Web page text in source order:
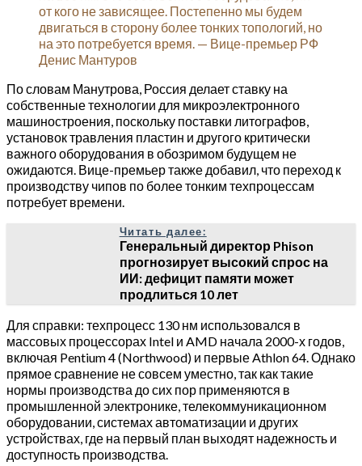
от кого не зависящее. Постепенно мы будем
двигаться в сторону более тонких топологий, но
на это потребуется время. — Вице-премьер РФ
Денис Мантуров
По словам Манутрова, Россия делает ставку на
собственные технологии для микроэлектронного
машиностроения, поскольку поставки литографов,
установок травления пластин и другого критически
важного оборудования в обозримом будущем не
ожидаются. Вице-премьер также добавил, что переход к
производству чипов по более тонким техпроцессам
потребует времени.
Читать далее:
Генеральный директор Phison
прогнозирует высокий спрос на
ИИ: дефицит памяти может
продлиться 10 лет
Для справки: техпроцесс 130 нм использовался в
массовых процессорах Intel и AMD начала 2000-х годов,
включая Pentium 4 (Northwood) и первые Athlon 64. Однако
прямое сравнение не совсем уместно, так как такие
нормы производства до сих пор применяются в
промышленной электронике, телекоммуникационном
оборудовании, системах автоматизации и других
устройствах, где на первый план выходят надежность и
доступность производства.